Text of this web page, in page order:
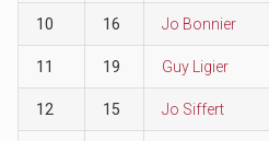
10 16 Jo Bonnier
11 19 Guy Ligier
12 15 Jo Siffert